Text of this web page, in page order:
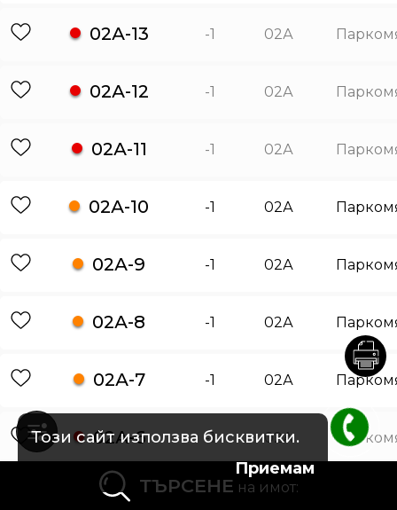
Този сайт използва бисквитки.
Приемам
02А-13 -1 02А
02А-12 -1 02А
02А-11 -1 02А
02А-10 -1 02А
02А-9 -1 02А
02А-8 -1 02А
02А-7 -1 02А
02А-6 -1 02А
02А-5 -1 02А
ТЪРСЕНЕ на имот: